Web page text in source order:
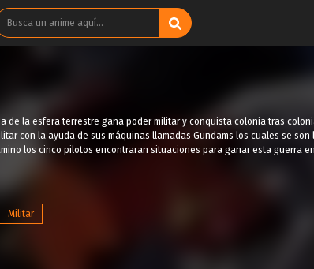
de la esfera terrestre gana poder militar y conquista colonia tras
con la ayuda de sus máquinas llamadas Gundams los cuales se son
los cinco pilotos encontraran situaciones para ganar esta guerra
Militar